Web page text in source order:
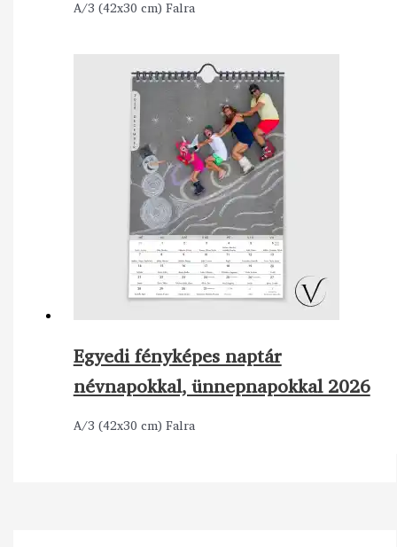
A/3 (42x30 cm) Falra
Egyedi fényképes naptár
névnapokkal, ünnepnapokkal 2026
A/3 (42x30 cm) Falra